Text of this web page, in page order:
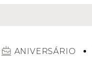
ANIVERSÁRIO